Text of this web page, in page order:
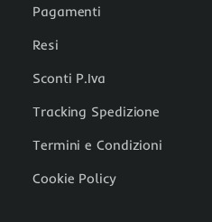
Pagamenti
Resi
Sconti P.Iva
Tracking Spedizione
Termini e Condizioni
Cookie Policy